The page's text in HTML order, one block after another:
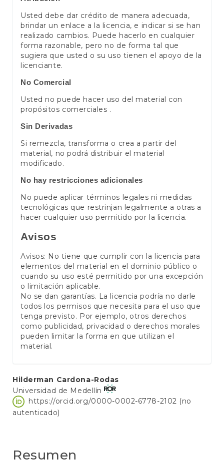
Usted debe dar crédito de manera adecuada,
brindar un enlace a la licencia, e indicar si se han
realizado cambios. Puede hacerlo en cualquier
forma razonable, pero no de forma tal que
sugiera que usted o su uso tienen el apoyo de la
licenciante.
No Comercial
Usted no puede hacer uso del material con
propósitos comerciales .
Sin Derivadas
Si remezcla, transforma o crea a partir del
material, no podrá distribuir el material
modificado.
No hay restricciones adicionales
No puede aplicar términos legales ni medidas
tecnológicas que restrinjan legalmente a otras a
hacer cualquier uso permitido por la licencia.
Avisos
Avisos: No tiene que cumplir con la licencia para
elementos del material en el dominio público o
cuando su uso esté permitido por una excepción
o limitación aplicable.
No se dan garantías. La licencia podría no darle
todos los permisos que necesita para el uso que
tenga previsto. Por ejemplo, otros derechos
como publicidad, privacidad o derechos morales
pueden limitar la forma en que utilizan el
material.
Contenido
principal
del
Hilderman Cardona-Rodas
Universidad de Medellín
https://orcid.org/0000-0002-6778-2102 (no
autenticado)
Resumen